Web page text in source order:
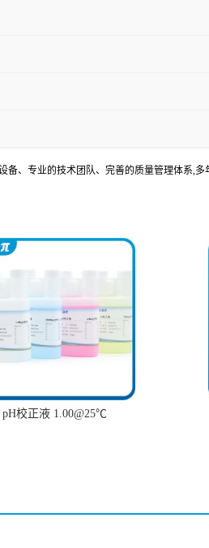
、专业的技术团队、完善的质量管理体系,
pH校正液 1.00@25℃